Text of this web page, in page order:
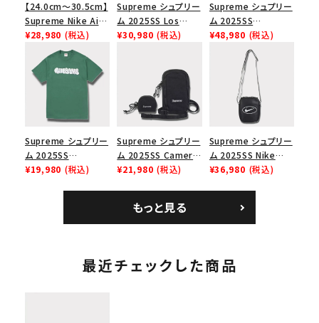
【24.0cm～30.5cm】
Supreme Nike Air
Force 1 Low シュプ
リーム ナイキエアフォ
ース１スニーカー シ
ューズ ホワイト
¥28,980 (税込)
Supreme シュプリー
ム 2025SS Los
Angeles Fire Relief
スロゴTシャツ ホワ
¥30,980 (税込)
Supreme シュプリー
ム 2025SS
Backpack バックパッ
ク ブラック 黒
¥48,980 (税込)
Supreme シュプリー
ム 2025SS
Homerun Tee ホー
¥19,980 (税込)
Supreme シュプリー
ム 2025SS Camera
Bag + Mini Pouch
¥21,980 (税込)
Supreme シュプリー
ム 2025SS Nike
Leather Shoulder
¥36,980 (税込)
もっと見る
最近チェックした商品